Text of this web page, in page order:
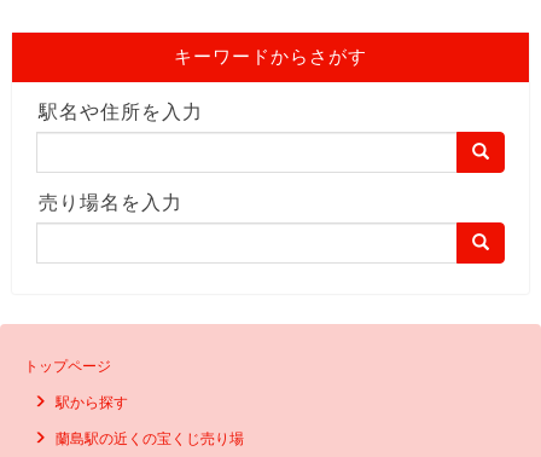
キーワードからさがす
駅名や住所を入力
売り場名を入力
トップページ
駅から探す
蘭島駅の近くの宝くじ売り場